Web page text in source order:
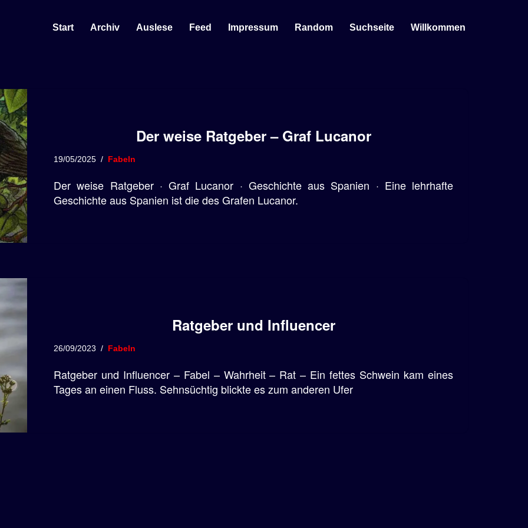
Start Archiv Auslese Feed Impressum Random Suchseite Willkommen
Der weise Ratgeber – Graf Lucanor
19/05/2025 Fabeln
Der weise Ratgeber · Graf Lucanor · Geschichte aus Spanien · Eine lehrhafte
Geschichte aus Spanien ist die des Grafen Lucanor.
Ratgeber und Influencer
26/09/2023 Fabeln
Ratgeber und Influencer – Fabel – Wahrheit – Rat – Ein fettes Schwein kam eines
Tages an einen Fluss. Sehnsüchtig blickte es zum anderen Ufer